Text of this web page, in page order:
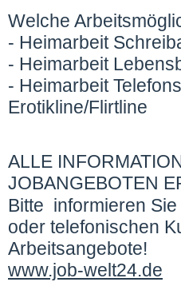
Welche
- Heimarbeit
- Heimarbeit
- Heimarbeit
Erotikline/Flirtline
ALLE
JOBANGEBOTEN
Bitte informieren
oder telefonischen
Arbeitsangebote!
www.job-welt24.de